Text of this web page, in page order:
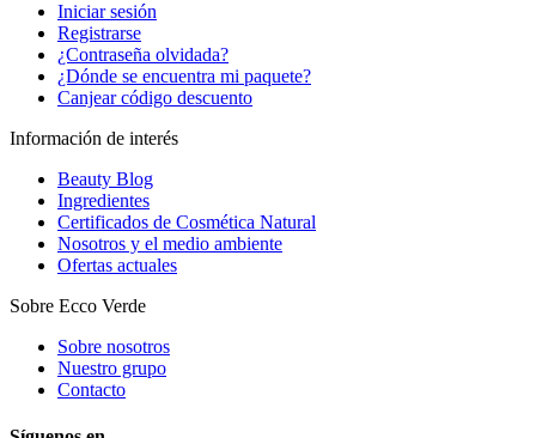
Iniciar sesión
Registrarse
¿Contraseña olvidada?
¿Dónde se encuentra mi paquete?
Canjear código descuento
Información de interés
Beauty Blog
Ingredientes
Certificados de Cosmética Natural
Nosotros y el medio ambiente
Ofertas actuales
Sobre Ecco Verde
Sobre nosotros
Nuestro grupo
Contacto